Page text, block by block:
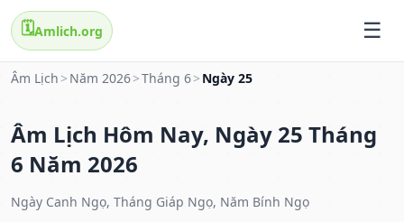
🗓️Amlich.org
Âm Lịch > Năm 2026>Tháng 6> Ngày 25
Âm Lịch Hôm Nay, Ngày 25 Tháng
6 Năm 2026
Ngày Canh Ngọ, Tháng Giáp Ngọ, Năm Bính Ngọ